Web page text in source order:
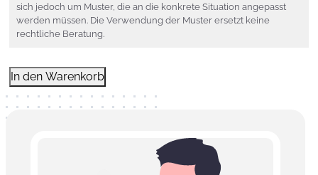
sich jedoch um Muster, die an die konkrete Situation angepasst
werden müssen. Die Verwendung der Muster ersetzt keine
rechtliche Beratung.
Demo
Mitarbeiterschulung
Menge
In den Warenkorb